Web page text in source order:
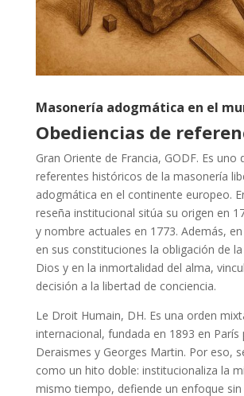
Masonería adogmática en el
Obediencias de
Gran Oriente de Francia, GODF. Es uno
referentes históricos de la masonería
adogmática en el continente europeo.
reseña institucional sitúa su origen en
y nombre actuales en 1773. Además,
en sus constituciones la obligación de
Dios y en la inmortalidad del alma,
decisión a la libertad de conciencia.
Le Droit Humain, DH. Es una orden
internacional, fundada en 1893 en París
Deraismes y Georges Martin. Por eso,
como un hito doble: institucionaliza la
mismo tiempo, defiende un enfoque